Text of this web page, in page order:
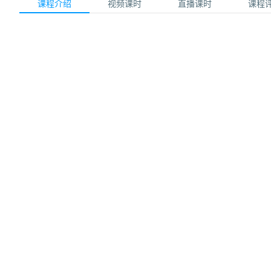
课程介绍 视频课时 直播课时 课程